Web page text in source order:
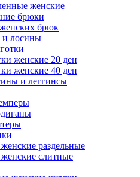
женские
брюки
брюк
и лосины
женские 20 ден
женские 40 ден
и леггинсы
раздельные
слитные